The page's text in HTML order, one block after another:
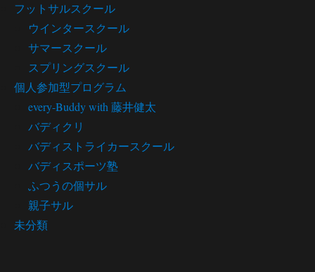
フットサルスクール
ウインタースクール
サマースクール
スプリングスクール
個人参加型プログラム
every-Buddy with 藤井健太
バディクリ
バディストライカースクール
バディスポーツ塾
ふつうの個サル
親子サル
未分類